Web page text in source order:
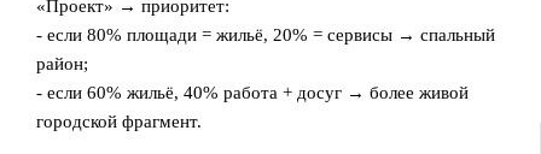
«Проект» → приоритет:
- если 80% площади = жильё, 20% = сервисы → спальный
район;
- если 60% жильё, 40% работа + досуг → более живой
городской фрагмент.